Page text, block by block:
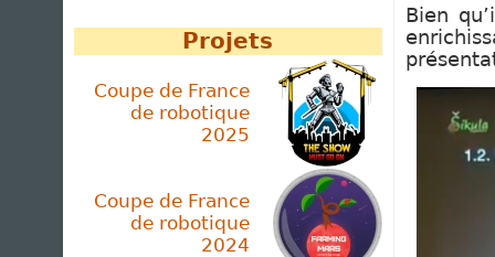
Projets
Coupe de France
de robotique
2025
Coupe de France
de robotique
2024
Bien